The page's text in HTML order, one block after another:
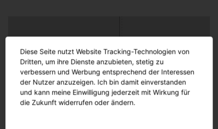
Diese Seite nutzt Website Tracking-Technologien von
Dritten, um ihre Dienste anzubieten, stetig zu
verbessern und Werbung entsprechend der Interessen
der Nutzer anzuzeigen. Ich bin damit einverstanden
und kann meine Einwilligung jederzeit mit Wirkung für
die Zukunft widerrufen oder ändern.